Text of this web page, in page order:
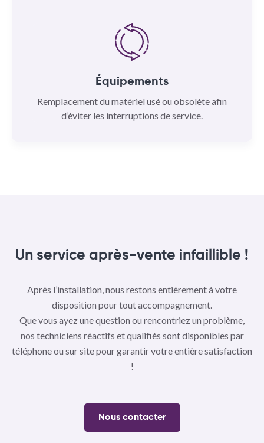
Équipements
Remplacement du matériel usé ou obsolète afin
d’éviter les interruptions de service.
Un service après-vente infaillible !
Après l’installation, nous restons entièrement à votre
disposition pour tout accompagnement.
Que vous ayez une question ou rencontriez un problème,
nos techniciens réactifs et qualifiés sont disponibles par
téléphone ou sur site pour garantir votre entière satisfaction
!
Nous contacter